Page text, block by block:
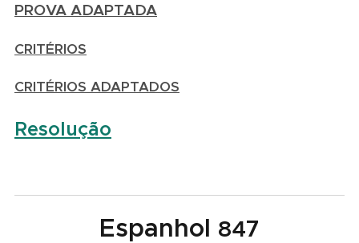
PROVA ADAPTADA
CRITÉRIOS
CRITÉRIOS ADAPTADOS
Resolução
Espanhol 847